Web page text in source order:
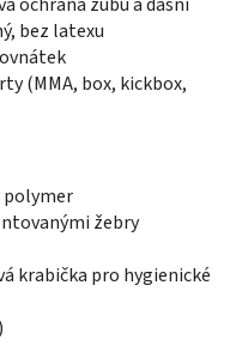
bez latexu
(MMA, box, kickbox,
polymer
žebry
krabička pro hygienické